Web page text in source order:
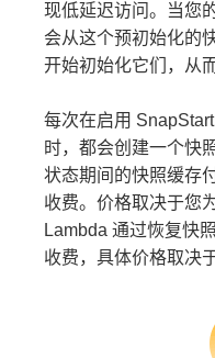
预置并发费用：
0.0000041667
现低延迟访问。当您
会从这个预初始化的
开始初始化它们，从
每次在启用
时，都会创建一个快
状态期间的快照缓存
收费。价格取决于您
Lambda 通过恢复快
收费，具体价格取决